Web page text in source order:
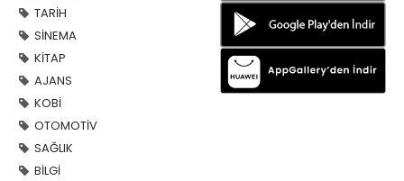
TARİH
SİNEMA
KİTAP
AJANS
KOBİ
OTOMOTİV
SAĞLIK
BİLGİ